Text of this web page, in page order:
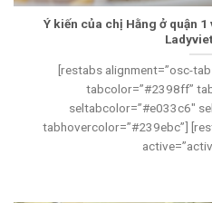
Ý kiến của chị Hằng ở quận
[restabs alignment=”osc-
tabcolor=”#2398ff”
seltabcolor=”#e033c6″
tabhovercolor=”#239ebc”]